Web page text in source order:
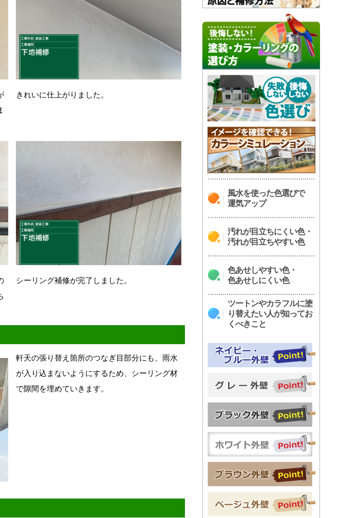
きれいに仕上がりました。
シーリング補修が完了しました。
軒天の張り替え箇所のつなぎ目部分にも、雨水
が入り込まないようにするため、シーリング材
で隙間を埋めていきます。
風水を使った色選びで
運気アップ
汚れが目立ちにくい色・
汚れが目立ちやすい色
色あせしやすい色・
色あせしにくい色
ツートンやカラフルに塗
り替えたい人が知ってお
くべきこと